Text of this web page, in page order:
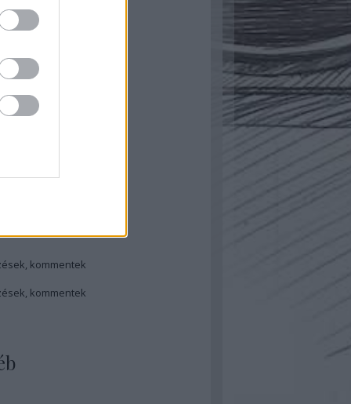
(1)
)
...
, kommentek
, kommentek